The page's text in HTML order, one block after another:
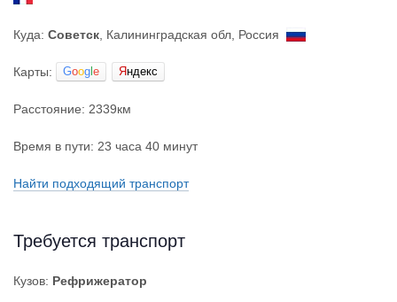
Куда: Советск , Калининградская обл, Россия
Карты: Goog e Яндекс
Расстояние: 2339км
Время в пути: 23 часа 40 минут
Найти подходящий транспорт
Требуется транспорт
Кузов: Рефрижератор